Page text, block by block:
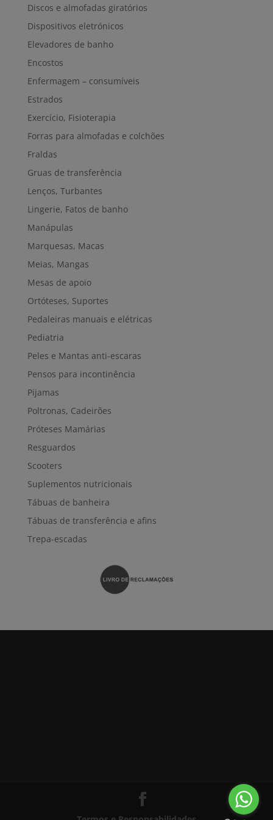
Discos e almofadas giratórios
Dispositivos eletrónicos
Elevadores de banho
Encostos
Enfermagem – consumíveis
Estrados
Exercício, Fisioterapia
Forras para almofadas e colchões
Fraldas
Gruas de transferência
Lenços, Turbantes
Lingerie, Fatos de banho
Manápulas
Marquesas, Macas
Meias, Mangas
Mesas de apoio
Ortóteses, Suportes
Pedaleiras manuais e elétricas
Pediatria
Peles e Mantas anti-escaras
Pensos para incontinência
Pijamas
Poltronas, Cadeirões
Próteses Mamárias
Resguardos
Scooters
Suplementos nutricionais
Tábuas de banheira
Tábuas de transferência e afins
Trepa-escadas